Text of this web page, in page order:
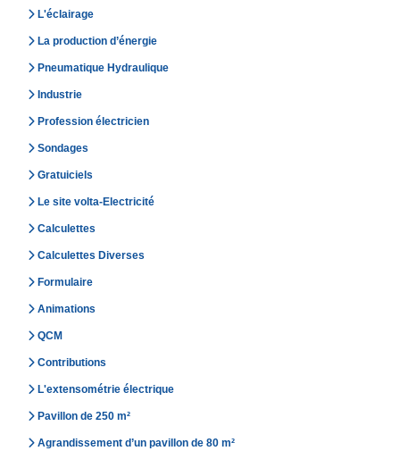
L'éclairage
La production d’énergie
Pneumatique Hydraulique
Industrie
Profession électricien
Sondages
Gratuiciels
Le site volta-Electricité
Calculettes
Calculettes Diverses
Formulaire
Animations
QCM
Contributions
L'extensométrie électrique
Pavillon de 250 m²
Agrandissement d’un pavillon de 80 m²